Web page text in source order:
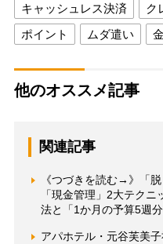
キャッシュレス決済 ク
ポイント
ムダ遣い
他のオススメ記事
関連記事
《つづきを読む→》「
「現金管理」2大テク
法と「1か月の予算5週
アパホテル・元谷芙美